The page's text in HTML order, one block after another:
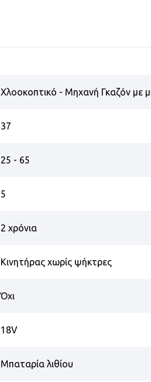
Χλοοκοπτικό - Μηχανή Γκαζόν με
37
25 - 65
5
2 χρόνια
Κινητήρας χωρίς ψήκτρες
Όχι
18V
Μπαταρία λιθίου